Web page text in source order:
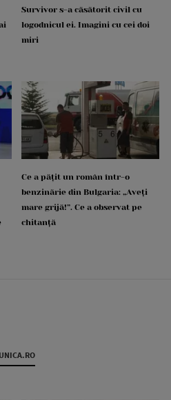
Survivor s-a căsătorit civil cu
logodnicul ei. Imagini cu cei doi
miri
Ce a pățit un român într-o
benzinărie din Bulgaria: „Aveți
mare grijă!”. Ce a observat pe
chitanță
UNICA.RO